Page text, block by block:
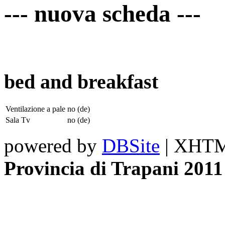
--- nuova scheda ---
bed and breakfast
Ventilazione a pale no (de)
Sala Tv
no (de)
powered by DBSite |
Provincia di Trapani 2011